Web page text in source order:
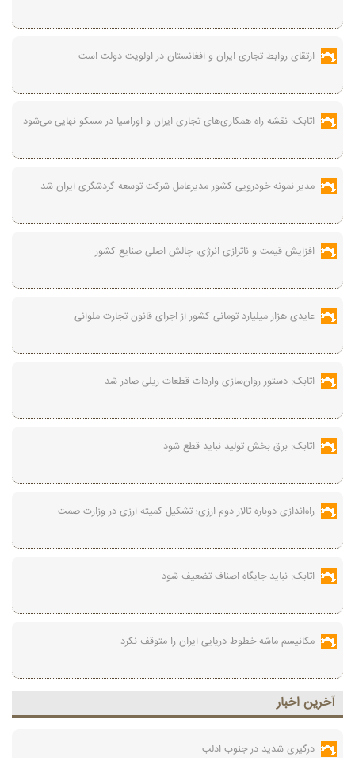
ارتقای روابط تجاری ایران و افغانستان در اولویت دولت است
اتابک: نقشه راه همکاری‌های تجاری ایران و اوراسیا در مسکو نهایی می‌شود
مدیر نمونه خودرویی کشور مدیرعامل شرکت توسعه گردشگری ایران شد
افزایش قیمت و ناترازی انرژی، چالش اصلی صنایع کشور
عایدی هزار میلیارد تومانی کشور از اجرای قانون تجارت ملوانی
اتابک: دستور روان‌سازی واردات قطعات ریلی صادر شد
اتابک: برق بخش تولید نباید قطع شود
راه‌اندازی دوباره تالار دوم ارزی؛ تشکیل کمیته ارزی در وزارت صمت
اتابک: نباید جایگاه اصناف تضعیف شود
مکانیسم ماشه خطوط دریایی ایران را متوقف نکرد
آخرين اخبار
درگیری شدید در جنوب ادلب